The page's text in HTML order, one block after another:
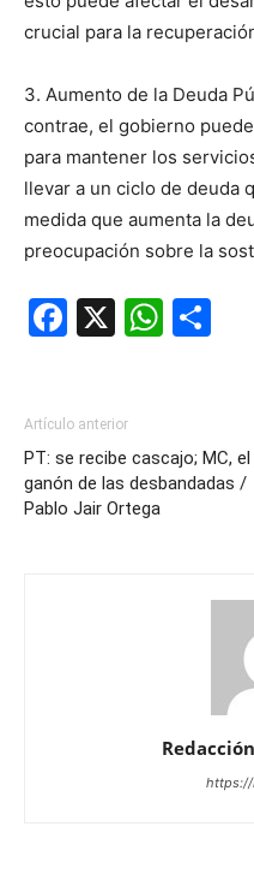
crucial para la
3. Aumento de la Deuda
contrae, el gobierno
para mantener los
llevar a un ciclo de deuda
medida que aumenta la
preocupación sobre la
Facebook
X
Artículo anterior
PT: se recibe cascajo; MC, el
ganón de las desbandadas /
Pablo Jair Ortega
https://